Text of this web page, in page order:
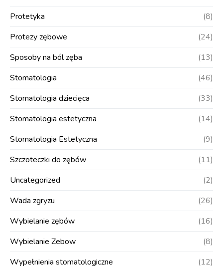
Protetyka
(8)
Protezy zębowe
(24)
Sposoby na ból zęba
(13)
Stomatologia
(46)
Stomatologia dziecięca
(33)
Stomatologia estetyczna
(14)
Stomatologia Estetyczna
(9)
Szczoteczki do zębów
(11)
Uncategorized
(2)
Wada zgryzu
(26)
Wybielanie zębów
(16)
Wybielanie Zebow
(8)
Wypełnienia stomatologiczne
(12)